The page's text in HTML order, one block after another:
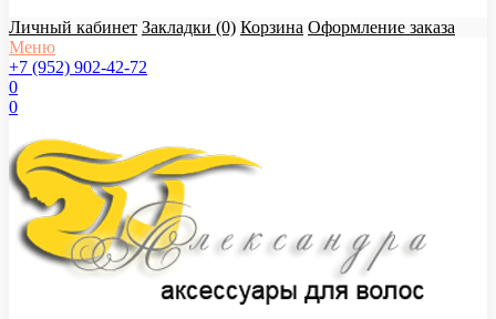
Личный кабинет Закладки (0) Корзина Оформление заказа
Меню
+7 (952) 902-42-72
0
0